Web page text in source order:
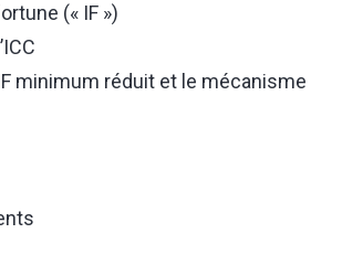
(« IF »)
minimum réduit et le mécanisme